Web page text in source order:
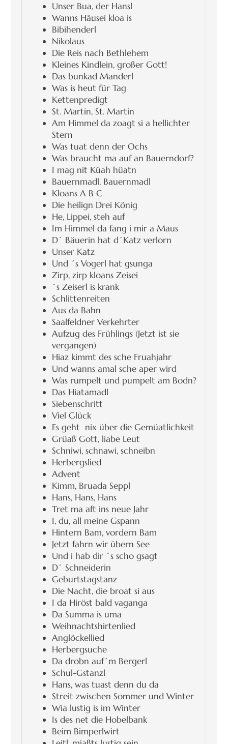
Unser Bua, der Hansl
Wanns Häusei kloa is
Bibihenderl
Nikolaus
Die Reis nach Bethlehem
Kleines Kindlein, großer Gott!
Das bunkad Manderl
Was is heut für Tag
Kettenpredigt
St. Martin, St. Martin
Am Himmel da zoagt si a hellichter
Stern
Was tuat denn der Ochs
Was braucht ma auf an Bauerndorf?
I mag nit Küah hüatn
Bauernmadl, Bauernmadl
Kloans A B C
Die heilign Drei König
He, Lippei, steh auf
Im Himmel da fang i mir a Maus
D´ Bäuerin hat d´Katz verlorn
Unser Katz
Und ´s Vogerl hat gsunga
Zirp, zirp kloans Zeisei
´s Zeiserl is krank
Schlittenreiten
Aus da Bahn
Saalfeldner Verkehrter
Aufzug des Frühlings (Jetzt ist sie
vergangen)
Hiaz kimmt des sche Fruahjahr
Und wanns amal sche aper wird
Was rumpelt und pumpelt am Bodn?
Das Hiatamadl
Siebenschritt
Viel Glück
Es geht nix über die Gemüatlichkeit
Grüaß Gott, liabe Leut
Schniwi, schnawi, schneibn
Herbergslied
Advent
Kimm, Bruada Seppl
Hans, Hans, Hans
Tret ma aft ins neue Jahr
I, du, all meine Gspann
Hintern Bam, vordern Bam
Jetzt fahrn wir übern See
Und i hab dir ´s scho gsagt
D´ Schneiderin
Geburtstagstanz
Die Nacht, die broat si aus
I da Hiröst bald vaganga
Da Summa is uma
Weihnachtshirtenlied
Anglöckellied
Herbergsuche
Da drobn auf´m Bergerl
Schul-Gstanzl
Hans, was tuast denn du da
Streit zwischen Sommer und Winter
Wia lustig is im Winter
Is des net die Hobelbank
Beim Bimperlwirt